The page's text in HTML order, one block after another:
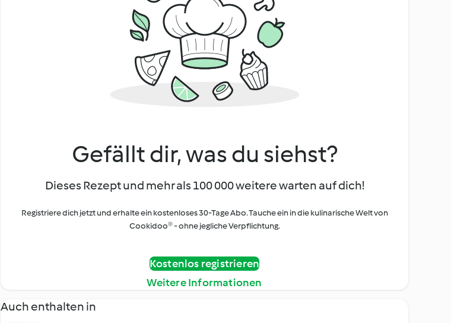
Gefällt dir, was du siehst?
Dieses Rezept und mehr als 100 000 weitere warten auf dich!
Registriere dich jetzt und erhalte ein kostenloses 30-Tage Abo. Tauche ein in die kulinarische Welt von
Cookidoo® - ohne jegliche Verpflichtung.
Kostenlos registrieren
Weitere Informationen
Auch enthalten in